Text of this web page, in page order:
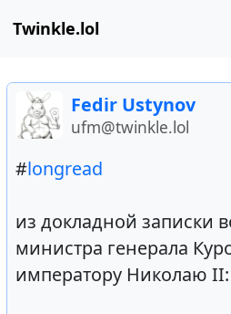
Twinkle.lol
Fedir Ustynov
ufm@twinkle.lol
#longread
из докладной записки
министра генерала
императору Николаю II: